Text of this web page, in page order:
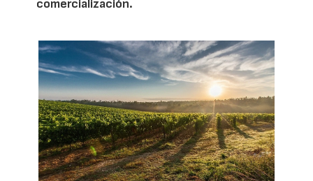
comercialización.